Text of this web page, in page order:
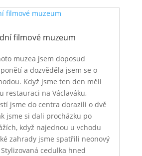
filmové muzeum
muzea jsem doposud
a dozvěděla jsem se o
Když jsme ten den měli
restauraci na Václaváku,
jsme do centra dorazili o dvě
jsme si dali procházku po
když najednou u vchodu
zahrady jsme spatřili neonový
cedulka hned